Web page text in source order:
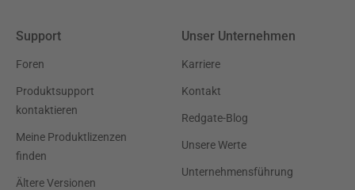
Support
Foren
Produktsupport
kontaktieren
Meine Produktlizenzen
finden
Ältere Versionen
Unser Unternehmen
Karriere
Kontakt
Redgate-Blog
Unsere Werte
Unternehmensführung